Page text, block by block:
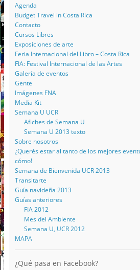
Agenda
Budget Travel in Costa Rica
Contacto
Cursos Libres
Exposiciones de arte
Feria Internacional del Libro – Costa Rica
FIA: Festival Internacional de las Artes
Galería de eventos
Gente
Imágenes FNA
Media Kit
Semana U UCR
Afiches de Semana U
Semana U 2013 texto
Sobre nosotros
¿Querés estar al tanto de los mejores
cómo!
Semana de Bienvenida UCR 2013
Transitarte
Guía navideña 2013
Guías anteriores
FIA 2012
Mes del Ambiente
Semana U, UCR 2012
MAPA
¿Qué pasa en Facebook?